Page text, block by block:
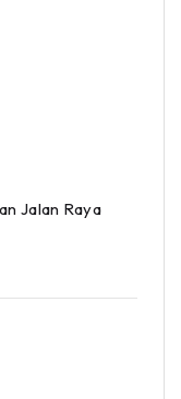
Jalan Raya